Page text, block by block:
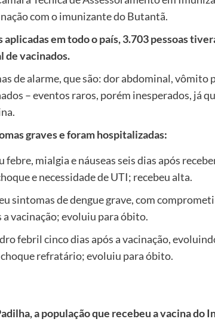
com o imunizante do Butantã.
aplicadas em todo o país, 3.703 pessoas
de vacinados.
de alarme, que são: dor abdominal, vômito
– eventos raros, porém inesperados, já
graves e foram hospitalizadas:
mialgia e náuseas seis dias após
e necessidade de UTI; recebeu alta.
sintomas de dengue grave, com
vacinação; evoluiu para óbito.
febril cinco dias após a vacinação,
refratário; evoluiu para óbito.
a população que recebeu a vacina do